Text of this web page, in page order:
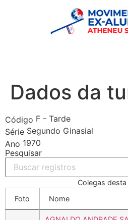
Dados da
Código F - Tarde
Série Segundo Ginasial
Ano 1970
Pesquisar
Colegas
Foto
Nome